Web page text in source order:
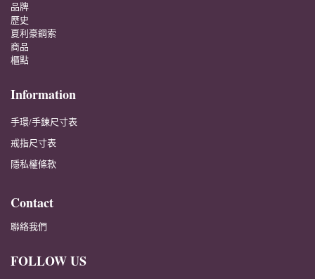
品牌
歷史
夏利豪鋼索
商品
櫃點
Information
手環/手鍊尺寸表
戒指尺寸表
隱私權條款
Contact
聯絡我們
FOLLOW US